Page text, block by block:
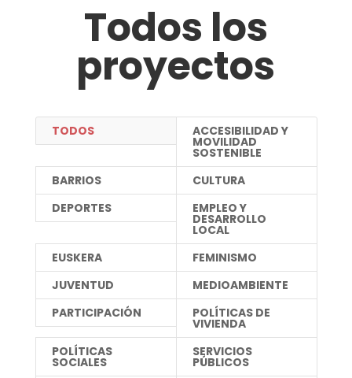
Todos los
proyectos
TODOS ACCESIBILIDAD Y
MOVILIDAD
SOSTENIBLE
BARRIOS
CULTURA
DEPORTES
EMPLEO Y
DESARROLLO
LOCAL
EUSKERA
FEMINISMO
JUVENTUD
MEDIOAMBIENTE
PARTICIPACIÓN
POLÍTICAS DE
VIVIENDA
POLÍTICAS
SOCIALES
SERVICIOS
PÚBLICOS